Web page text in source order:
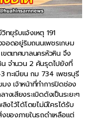
ทยุรับแจ้งเหตุ 191
จอดอยู่ริมถนนเพชรเกษม
ตเทศบาลนครหัวหิน จึง
น จำนวน 2 คันรุดไปยังที่
ทะเบียน กม 734 เพชรบุรี
ง เจ้าหน้าที่ทำการปิดช่อง
งเสียงระเบิดดังเป็นระยะๆ
งไว้ได้โดยไม่มีใครได้รับ
ของภายในรถดำเหลือแต่